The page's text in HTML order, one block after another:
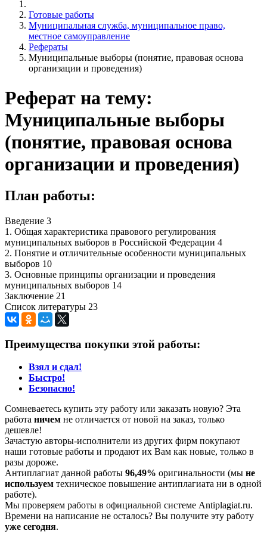
Готовые работы
Муниципальная служба, муниципальное право,
местное самоуправление
Рефераты
Муниципальные выборы (понятие, правовая основа
организации и проведения)
Реферат на тему:
Муниципальные выборы
(понятие, правовая основа
организации и проведения)
План работы:
Введение 3
1. Общая характеристика правового регулирования
муниципальных выборов в Российской Федерации 4
2. Понятие и отличительные особенности муниципальных
выборов 10
3. Основные принципы организации и проведения
муниципальных выборов 14
Заключение 21
Список литературы 23
Преимущества покупки этой работы:
Взял и сдал!
Быстро!
Безопасно!
Сомневаетесь купить эту работу или заказать новую? Эта
работа ничем не отличается от новой на заказ, только
дешевле!
Зачастую авторы-исполнители из других фирм покупают
наши готовые работы и продают их Вам как новые, только в
разы дороже.
Антиплагиат данной работы 96,49% оригинальности (мы не
используем техническое повышение антиплагиата ни в одной
работе).
Мы проверяем работы в официальной системе Аntiplagiat.ru.
Времени на написание не осталось? Вы получите эту работу
уже сегодня.